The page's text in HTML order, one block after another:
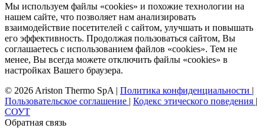
Мы используем файлы «cookies» и похожие технологии на
нашем сайте, что позволяет нам анализировать
взаимодействие посетителей с сайтом, улучшать и повышать
его эффективность. Продолжая пользоваться сайтом, Вы
соглашаетесь с использованием файлов «cookies». Тем не
менее, Вы всегда можете отключить файлы «cookies» в
настройках Вашего браузера.
© 2026 Ariston Thermo SpA | Политика конфиденциальности |
Пользовательское соглашение | Кодекс этического поведения |
СОУТ
Обратная связь